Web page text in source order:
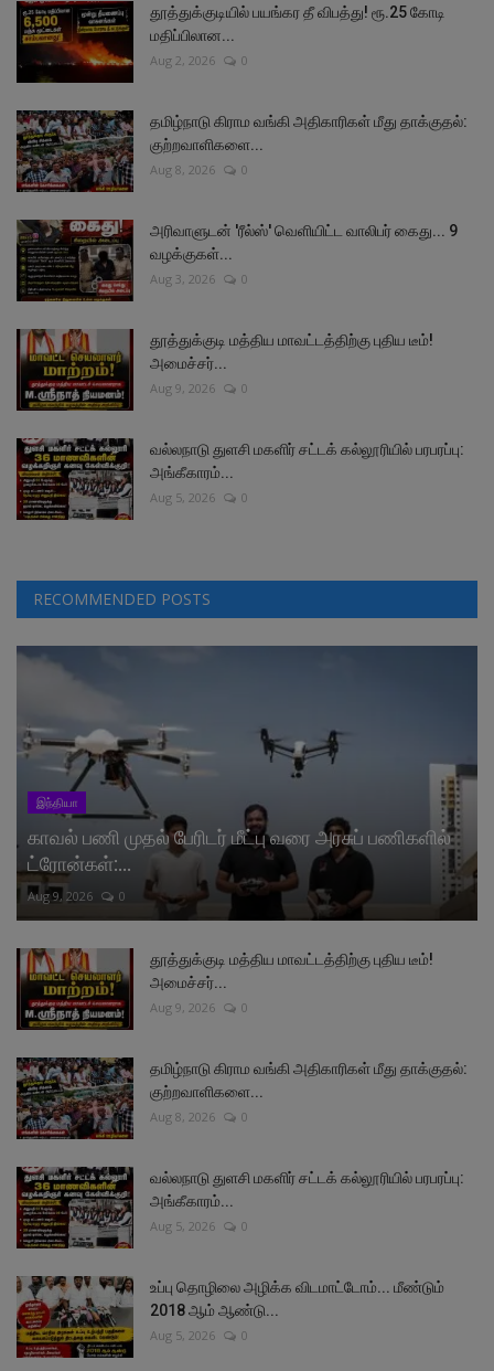
தூத்துக்குடியில் பயங்கர தீ விபத்து! ரூ.25 கோடி
மதிப்பிலான...
Aug 2, 2026 0
தமிழ்நாடு கிராம வங்கி அதிகாரிகள் மீது தாக்குதல்:
குற்றவாளிகளை...
Aug 8, 2026 0
அரிவாளுடன் 'ரீல்ஸ்' வெளியிட்ட வாலிபர் கைது... 9
வழக்குகள்...
Aug 3, 2026 0
தூத்துக்குடி மத்திய மாவட்டத்திற்கு புதிய டீம்!
அமைச்சர்...
Aug 9, 2026 0
வல்லநாடு துளசி மகளிர் சட்டக் கல்லூரியில் பரபரப்பு:
அங்கீகாரம்...
Aug 5, 2026 0
RECOMMENDED POSTS
இந்தியா
காவல் பணி முதல் பேரிடர் மீட்பு வரை அரசுப் பணிகளில்
ட்ரோன்கள்:...
Aug 9, 2026 0
தூத்துக்குடி மத்திய மாவட்டத்திற்கு புதிய டீம்!
அமைச்சர்...
Aug 9, 2026 0
தமிழ்நாடு கிராம வங்கி அதிகாரிகள் மீது தாக்குதல்:
குற்றவாளிகளை...
Aug 8, 2026 0
வல்லநாடு துளசி மகளிர் சட்டக் கல்லூரியில் பரபரப்பு:
அங்கீகாரம்...
Aug 5, 2026 0
உப்பு தொழிலை அழிக்க விடமாட்டோம்... மீண்டும்
2018 ஆம் ஆண்டு...
Aug 5, 2026 0